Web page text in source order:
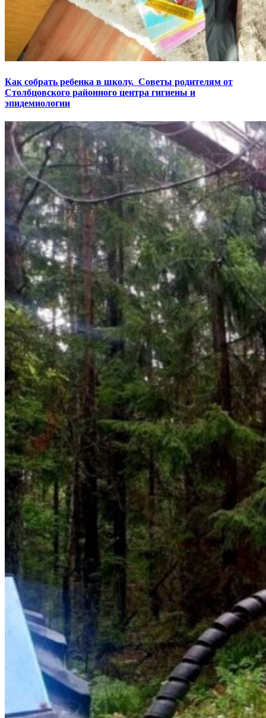
Как собрать ребенка в школу. Советы родителям от
Столбцовского районного центра гигиены и
эпидемиологии